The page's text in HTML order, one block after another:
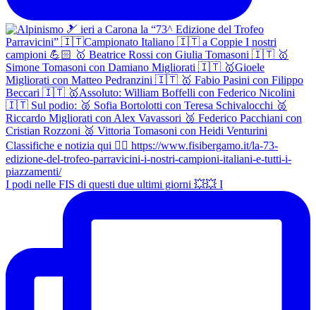
I podi nelle FIS di questi due ultimi giorni 💥💥 I